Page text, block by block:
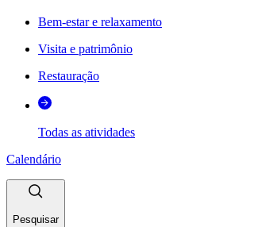
Bem-estar e relaxamento
Visita e patrimônio
Restauração
Todas as atividades
Calendário
Pesquisar